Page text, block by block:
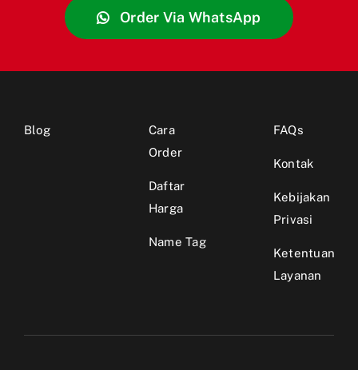
Order Via WhatsApp
Blog
Cara
Order
Daftar
Harga
Name Tag
FAQs
Kontak
Kebijakan
Privasi
Ketentuan
Layanan